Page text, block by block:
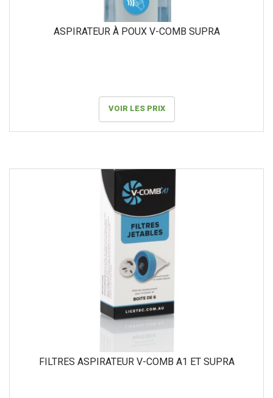
ASPIRATEUR À POUX V-COMB SUPRA
VOIR LES PRIX
FILTRES ASPIRATEUR V-COMB A1 ET SUPRA